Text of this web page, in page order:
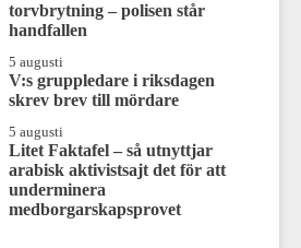
torvbrytning – polisen står
handfallen
5 augusti
V:s gruppledare i riksdagen
skrev brev till mördare
5 augusti
Litet Faktafel – så utnyttjar
arabisk aktivistsajt det för att
underminera
medborgarskapsprovet